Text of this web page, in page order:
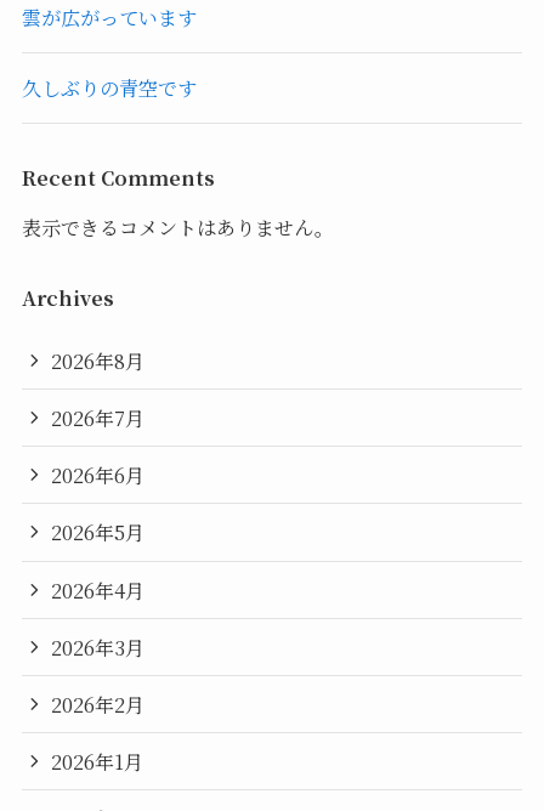
雲が広がっています
久しぶりの青空です
Recent Comments
表示できるコメントはありません。
Archives
2026年8月
2026年7月
2026年6月
2026年5月
2026年4月
2026年3月
2026年2月
2026年1月